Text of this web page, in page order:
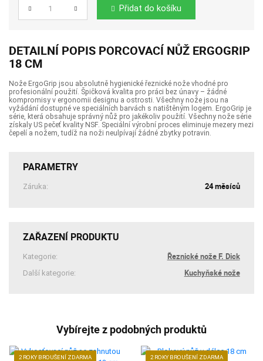
Počet Přidat do košíku
DETAILNÍ POPIS PORCOVACÍ NŮŽ ERGOGRIP
18 CM
Nože ErgoGrip jsou absolutně hygienické řeznické nože vhodné pro
profesionální použití. Špičková kvalita pro práci bez únavy – žádné
kompromisy v ergonomii designu a ostrosti. Všechny nože jsou na
vyžádání dostupné ve speciálních barvách s natištěným logem. ErgoGrip je
série, která obsahuje správný nůž pro jakékoliv použití. Všechny nože série
získaly US pečeť kvality NSF. Speciální výrobní proces eliminuje mezery mezi
čepelí a nožem, tudíž na noži neulpívají žádné zbytky potravin.
PARAMETRY
Záruka: 24 měsíců
ZAŘAZENÍ PRODUKTU
Kategorie: Řeznické nože F. Dick
Další kategorie: Kuchyňské nože
Vybírejte z podobných produktů
2 ROKY BROUŠENÍ ZDARMA 2 ROKY BROUŠENÍ ZDARMA